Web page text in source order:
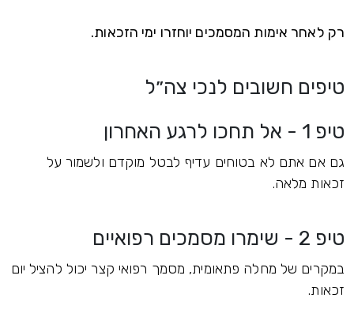
רק לאחר אימות המסמכים יוחזרו ימי הזכאות.
טיפים חשובים לנכי צה״ל
טיפ 1 - אל תחכו לרגע האחרון
גם אם אתם לא בטוחים עדיף לבטל מוקדם ולשמור על
זכאות מלאה.
טיפ 2 - שימרו מסמכים רפואיים
במקרים של מחלה פתאומית, מסמך רפואי קצר יכול להציל יום
זכאות.